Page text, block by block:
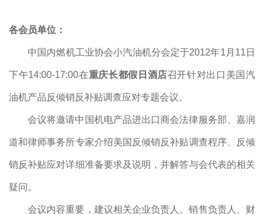
各会员单位：
中国内燃机工业协会小汽油机分会定于2012年1 月 11 日
下午14:00-17:00在重庆长都假日酒店召开针对出口美国汽
油机产品反倾销反补贴调查应对专题会议。
会议将邀请中国机电产品进出口商会法律服务部、嘉润
道和律师事务所专家介绍美国反倾销反补贴调查程序、反倾
销反补贴应对详细准备要求及说明，并解答与会代表的相关
疑问。
会议内容重要，建议相关企业负责人、销售负责人、财